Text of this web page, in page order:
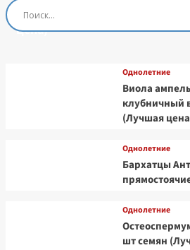
Остеоспермум Пэшн Роуз, 3
цена)
Однолетние
Виола
клубничный
(Лучшая
Однолетние
Бархатцы
Однолетние
шт семян